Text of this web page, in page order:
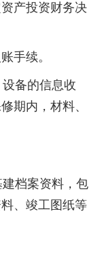
产投资财务决
手续。
备的信息收
期内，材料、
档案资料，包
、竣工图纸等